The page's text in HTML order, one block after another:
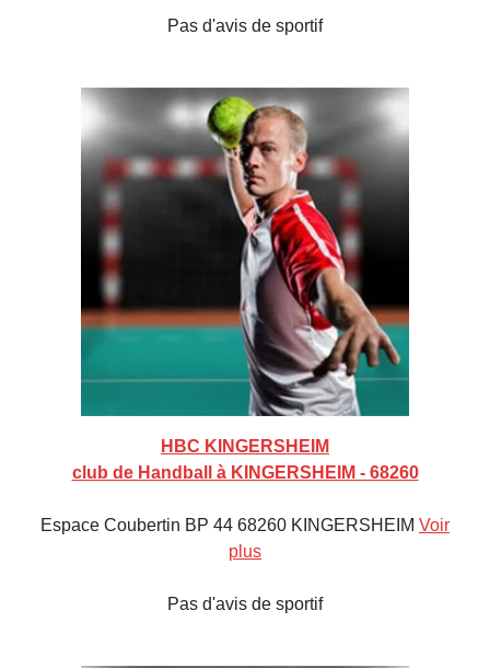
Pas d'avis de sportif
HBC KINGERSHEIM
club de Handball à KINGERSHEIM - 68260
Espace Coubertin BP 44 68260 KINGERSHEIM Voir
plus
Pas d'avis de sportif